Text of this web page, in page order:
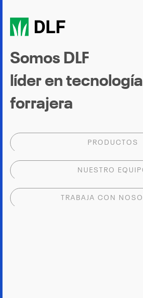
Somos DLF
líder en tecnología
forrajera
PRODUCTOS
NUESTRO
TRABAJA CON